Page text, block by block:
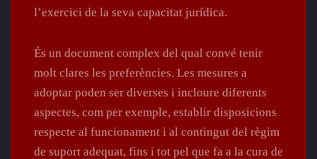
l’exercici de la seva capacitat jurídica.
És un document complex del qual convé tenir
molt clares les preferències. Les mesures a
adoptar poden ser diverses i incloure diferents
aspectes, com per exemple, establir disposicions
respecte al funcionament i al contingut del règim
de suport adequat, fins i tot pel que fa a la cura de